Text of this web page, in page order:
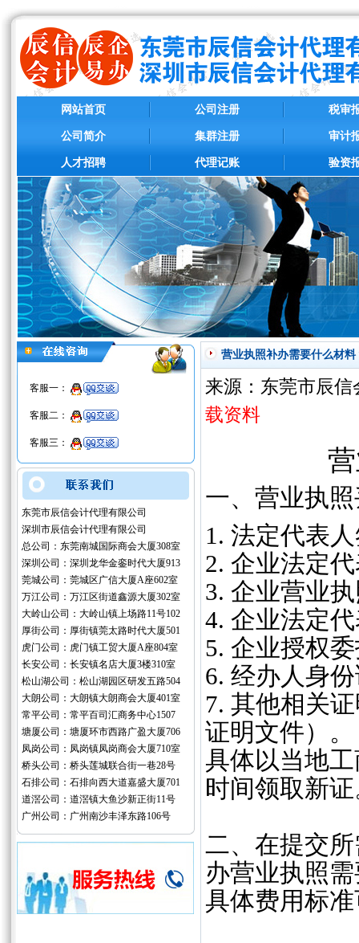
网站首页
公司简介
人才招聘
公司注册
集群注册
代理记账
税审
审计
验资
客服一：
客服二：
客服三：
东莞市辰信会计代理有限公司
深圳市辰信会计代理有限公司
总公司：东莞南城国际商会大厦308室
深圳公司：深圳龙华金銮时代大厦913
莞城公司：莞城区广信大厦A座602室
万江公司：万江区街道鑫源大厦302室
大岭山公司：大岭山镇上场路11号102
厚街公司：厚街镇莞太路时代大厦501
虎门公司：虎门镇工贸大厦A座804室
长安公司：长安镇名店大厦3楼310室
松山湖公司：松山湖园区研发五路504
大朗公司：大朗镇大朗商会大厦401室
常平公司：常平百司汇商务中心1507
塘厦公司：塘厦环市西路广盈大厦706
凤岗公司：凤岗镇凤岗商会大厦710室
桥头公司：桥头莲城联合街一巷28号
石排公司：石排向西大道嘉盛大厦701
道滘公司：道滘镇大鱼沙新正街11号
广州公司：广州南沙丰泽东路106号
营业执照补办需要什么材料
来源：东莞市辰
载资料
一、营业执
1. 法定代表
2. 企业法定
3. 企业营业
4. 企业法定
5. 企业授权
6. 经办人身
7. 其他相关
证明文件）。
具体以当地
时间领取新
二、在提交
办营业执照
具体费用标